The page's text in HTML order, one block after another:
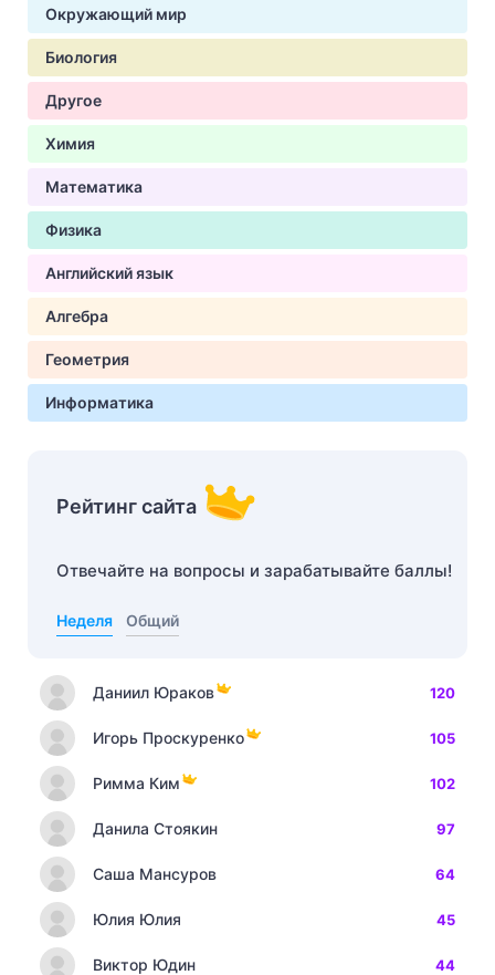
Окружающий мир
Биология
Другое
Химия
Математика
Физика
Английский язык
Алгебра
Геометрия
Информатика
Рейтинг сайта
Отвечайте на вопросы и зарабатывайте баллы!
Неделя Общий
Даниил Юраков 120
Игорь Проскуренко 105
Римма Ким 102
Данила Стоякин 97
Саша Мансуров 64
Юлия Юлия 45
Виктор Юдин 44